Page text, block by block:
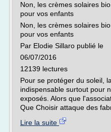
Non, les crèmes solaires
pour vos enfants
Non, les crèmes solaires
pour vos enfants
Par Elodie Sillaro publié le
06/07/2016
12139 lectures
Pour se protéger du soleil,
indispensable surtout pour
exposés. Alors que
Que Choisir attaque des
Lire la suite